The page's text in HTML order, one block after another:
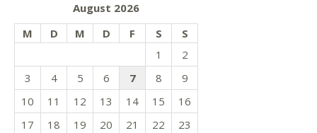
August 2026
M
D M D F S S
1
2
3
4 5 6 7 8
9
10
11 12 13 14 15
16
17
18 19 20 21 22
23